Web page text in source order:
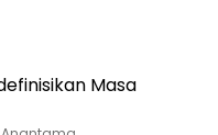
Masa